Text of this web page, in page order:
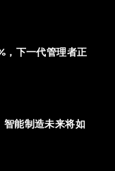
，下一代管理者正
智能制造未来将如